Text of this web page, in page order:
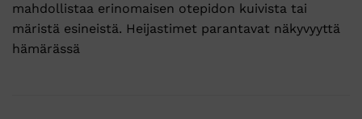
mahdollistaa erinomaisen otepidon kuivista tai
märistä esineistä. Heijastimet parantavat näkyvyyttä
hämärässä